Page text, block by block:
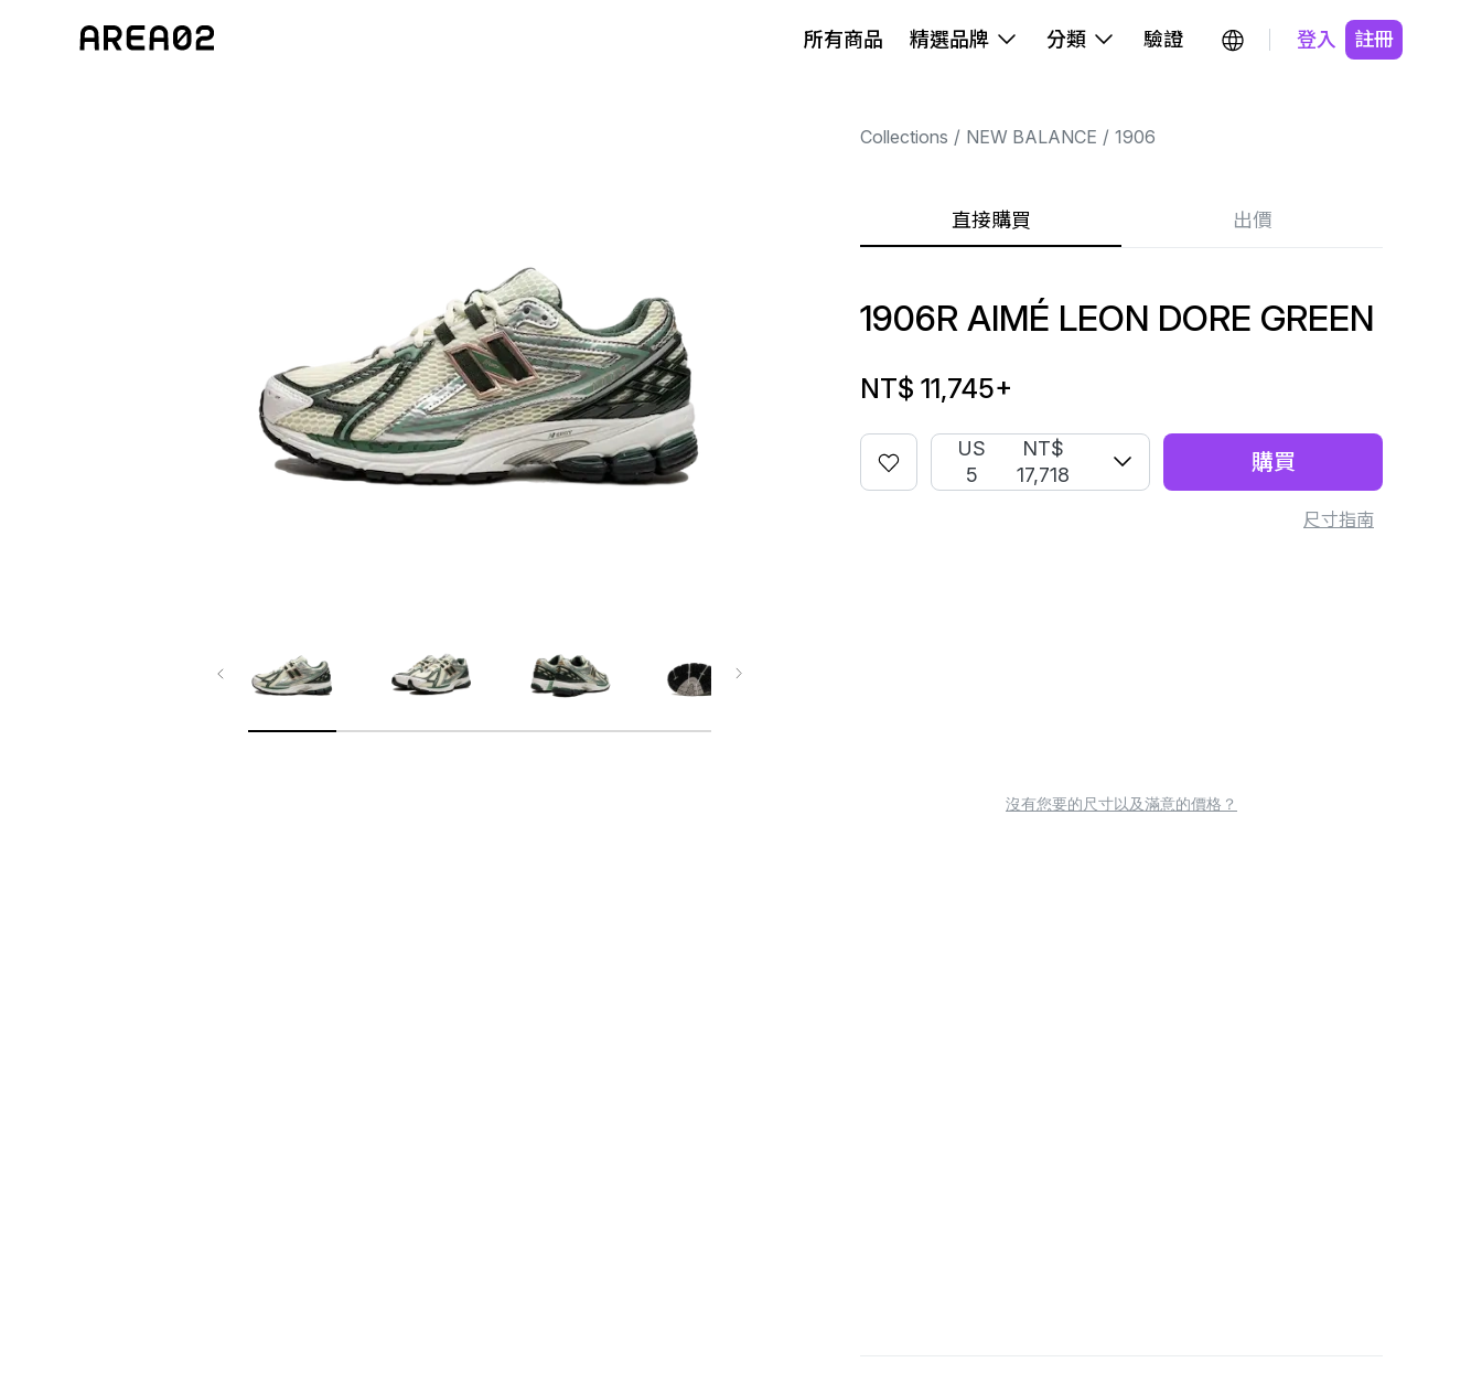
所有商品 精選品牌 分類 驗證 登入 註冊
Collections NEW BALANCE 1906
直接購買 出價
1906R AIMÉ LEON DORE GREEN
NT$ 11,745+
US
5
NT$
17,718
購買
尺寸指南
沒有您要的尺寸以及滿意的價格？